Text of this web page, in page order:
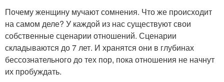
Почему женщину мучают сомнения. Что же происходит
на самом деле? У каждой из нас существуют свои
собственные сценарии отношений. Сценарии
складываются до 7 лет. И хранятся они в глубинах
бессознательного до тех пор, пока отношения не начнут
их пробуждать.